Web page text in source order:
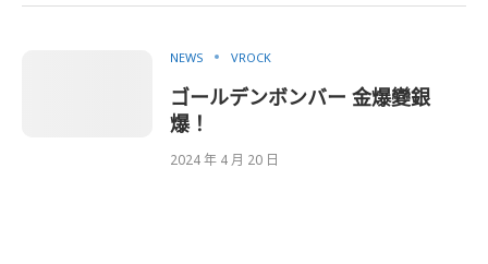
NEWS VROCK
ゴールデンボンバー 金爆變銀
爆！
2024 年 4 月 20 日